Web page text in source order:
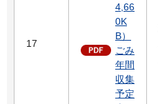
17
4,66
0K
B）
ごみ
年間
収集
予定